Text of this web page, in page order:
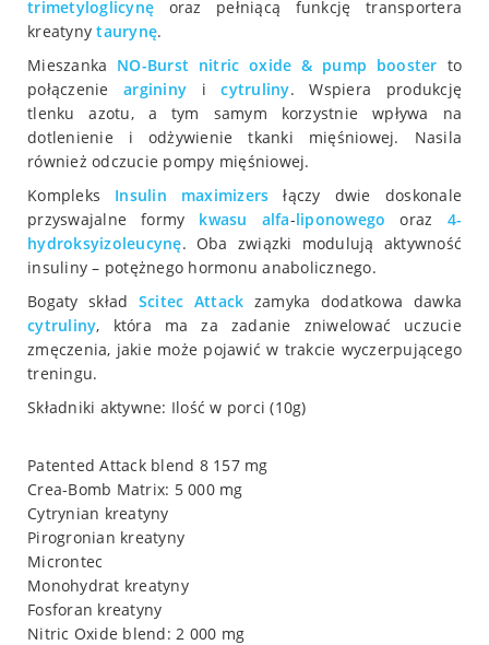
trimetyloglicynę oraz pełniącą funkcję transportera
kreatynytaurynę.
Mieszanka NO-Burst nitric oxide & pump booster to
połączenieargininy icytruliny. Wspiera produkcję
tlenku azotu, a tym samym korzystnie wpływa na
dotlenienie i odżywienie tkanki mięśniowej. Nasila
również odczucie pompy mięśniowej.
Kompleks Insulin maximizers łączy dwie doskonale
przyswajalne formy kwasu alfa-liponowego oraz 4-
hydroksyizoleucynę. Oba związki modulują aktywność
insuliny – potężnego hormonu anabolicznego.
Bogaty skład Scitec Attack zamyka dodatkowa dawka
cytruliny, która ma za zadanie zniwelować uczucie
zmęczenia, jakie może pojawić w trakcie wyczerpującego
treningu.
Składniki aktywne: Ilość w porci (10g)
Patented Attack blend 8 157 mg
Crea-Bomb Matrix: 5 000 mg
Cytrynian kreatyny
Pirogronian kreatyny
Microntec
Monohydrat kreatyny
Fosforan kreatyny
Nitric Oxide blend: 2 000 mg